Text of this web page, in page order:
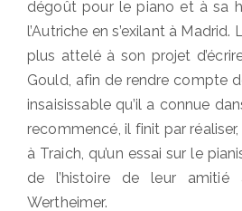
dégoût pour le piano et à sa
l’Autriche en s’exilant à Madrid.
plus attelé à son projet
Gould, afin de rendre compte
insaisissable qu’il a connue
recommencé, il finit par
à Traich, qu’un essai sur le
de l’histoire de leur
Wertheimer.